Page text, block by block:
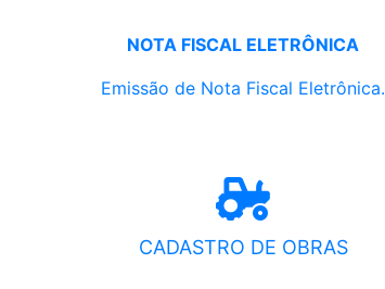
NOTA FISCAL ELETRÔNICA
Emissão de Nota Fiscal Eletrônica.
CADASTRO DE OBRAS